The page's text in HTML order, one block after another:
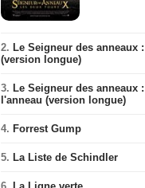
2. Le Seigneur des anneaux
(version longue)
3. Le Seigneur des anneaux
l'anneau (version longue)
4. Forrest Gump
5. La Liste de Schindler